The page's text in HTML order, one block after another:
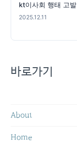
kt이사회 행태 고발
2025.12.11
바로가기
About
Home